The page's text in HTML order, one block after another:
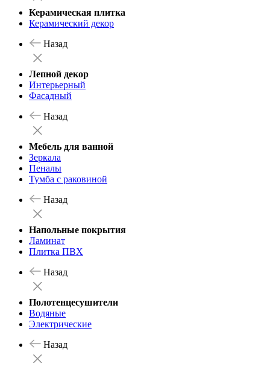
Керамическая плитка
Керамический декор
Назад
Лепной декор
Интерьерный
Фасадный
Назад
Мебель для ванной
Зеркала
Пеналы
Тумба с раковиной
Назад
Напольные покрытия
Ламинат
Плитка ПВХ
Назад
Полотенцесушители
Водяные
Электрические
Назад